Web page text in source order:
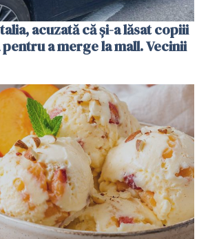
acuzată că și-a lăsat copiii
a merge la mall. Vecinii